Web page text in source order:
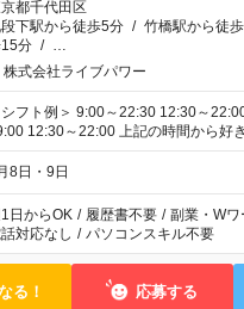
都千代田区
下駅から徒歩5分 / 竹橋駅から徒
分 / …
株式会社ライブパワー
シフト例＞ 9:00～22:30 12:30～
～22:00 上記の時間から好きな時間を選べます！ ※
は変更となる可能性があります
8日・9日
日からOK / 履歴書不要 / 副業・Wワ
対応なし / パソコンスキル不要
る！ 応募する